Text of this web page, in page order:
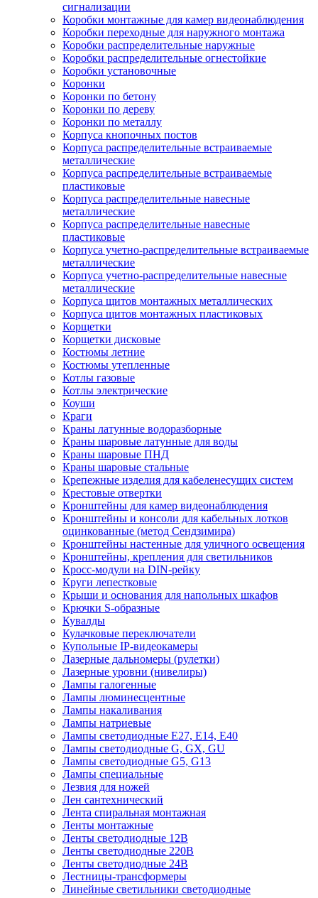
сигнализации
Коробки монтажные для камер видеонаблюдения
Коробки переходные для наружного монтажа
Коробки распределительные наружные
Коробки распределительные огнестойкие
Коробки установочные
Коронки
Коронки по бетону
Коронки по дереву
Коронки по металлу
Корпуса кнопочных постов
Корпуса распределительные встраиваемые
металлические
Корпуса распределительные встраиваемые
пластиковые
Корпуса распределительные навесные
металлические
Корпуса распределительные навесные
пластиковые
Корпуса учетно-распределительные встраиваемые
металлические
Корпуса учетно-распределительные навесные
металлические
Корпуса щитов монтажных металлических
Корпуса щитов монтажных пластиковых
Корщетки
Корщетки дисковые
Костюмы летние
Костюмы утепленные
Котлы газовые
Котлы электрические
Коуши
Краги
Краны латунные водоразборные
Краны шаровые латунные для воды
Краны шаровые ПНД
Краны шаровые стальные
Крепежные изделия для кабеленесущих систем
Крестовые отвертки
Кронштейны для камер видеонаблюдения
Кронштейны и консоли для кабельных лотков
оцинкованные (метод Сендзимира)
Кронштейны настенные для уличного освещения
Кронштейны, крепления для светильников
Кросс-модули на DIN-рейку
Круги лепестковые
Крыши и основания для напольных шкафов
Крючки S-образные
Кувалды
Кулачковые переключатели
Купольные IP-видеокамеры
Лазерные дальномеры (рулетки)
Лазерные уровни (нивелиры)
Лампы галогенные
Лампы люминесцентные
Лампы накаливания
Лампы натриевые
Лампы светодиодные E27, E14, E40
Лампы светодиодные G, GX, GU
Лампы светодиодные G5, G13
Лампы специальные
Лезвия для ножей
Лен сантехнический
Лента спиральная монтажная
Ленты монтажные
Ленты светодиодные 12В
Ленты светодиодные 220В
Ленты светодиодные 24В
Лестницы-трансформеры
Линейные светильники светодиодные